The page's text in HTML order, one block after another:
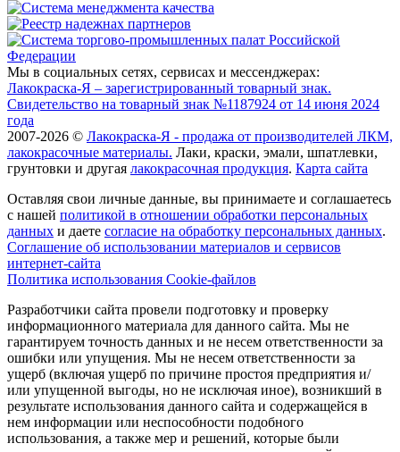
Мы в социальных сетях, сервисах и мессенджерах:
Лакокраска-Я – зарегистрированный товарный знак.
Свидетельство на товарный знак №1187924 от 14 июня 2024
года
2007-2026 © Лакокраска-Я - продажа от производителей ЛКМ,
лакокрасочные материалы. Лаки, краски, эмали, шпатлевки,
грунтовки и другая лакокрасочная продукция. Карта сайта
Оставляя свои личные данные, вы принимаете и соглашаетесь
с нашей политикой в отношении обработки персональных
данных и даете cогласие на обработку персональных данных.
Соглашение об использовании материалов и сервисов
интернет-сайта
Политика использования Cookie-файлов
Разработчики сайта провели подготовку и проверку
информационного материала для данного сайта. Мы не
гарантируем точность данных и не несем ответственности за
ошибки или упущения. Мы не несем ответственности за
ущерб (включая ущерб по причине простоя предприятия и/
или упущенной выгоды, но не исключая иное), возникший в
результате использования данного сайта и содержащейся в
нем информации или неспособности подобного
использования, а также мер и решений, которые были